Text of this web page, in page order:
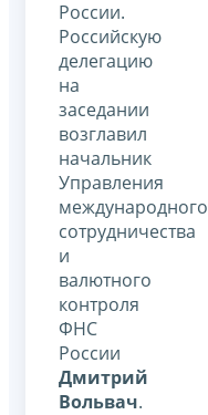
России.
Российскую
делегацию
на
заседании
возглавил
начальник
Управления
международного
сотрудничества
и
валютного
контроля
ФНС
России
Дмитрий
Вольвач.